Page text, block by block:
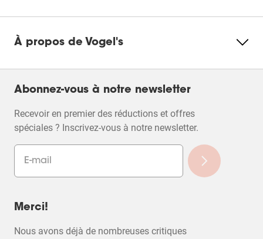
À propos de Vogel's
Abonnez-vous à notre newsletter
Recevoir en premier des réductions et offres
spéciales ? Inscrivez-vous à notre newsletter.
Merci!
Nous avons déjà de nombreuses critiques